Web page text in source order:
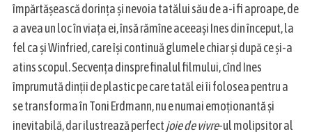
împărtășească dorința și nevoia tatălui său de a-i fi aproape, de
a avea un loc în viața ei, însă rămîne aceeași Ines din început, la
fel ca și Winfried, care își continuă glumele chiar și după ce și-a
atins scopul. Secvența dinspre finalul filmului, cînd Ines
împrumută dinții de plastic pe care tatăl ei îi folosea pentru a
se transforma în Toni Erdmann, nu e numai emoționantă și
inevitabilă, dar ilustrează perfectjoie de vivre-ul molipsitor al